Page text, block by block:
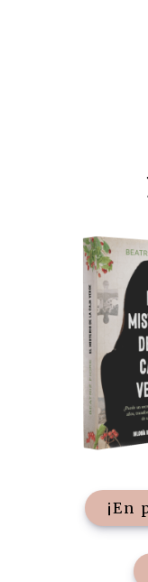
¡En